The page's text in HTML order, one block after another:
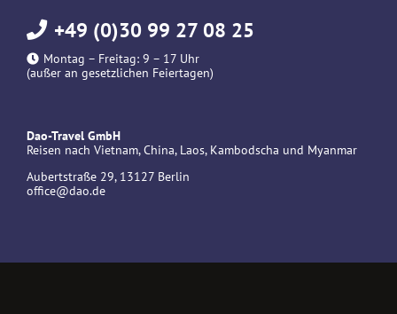
+49 (0)30 99 27 08 25
Montag – Freitag: 9 – 17 Uhr
(außer an gesetzlichen Feiertagen)
Dao-Travel GmbH
Reisen nach Vietnam, China, Laos, Kambodscha und Myanmar
Aubertstraße 29, 13127 Berlin
office@dao.de